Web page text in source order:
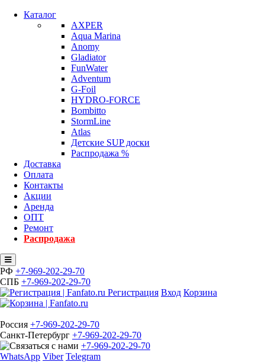
Каталог
AXPER
Aqua Marina
Anomy
Gladiator
FunWater
Adventum
G-Foil
HYDRO-FORCE
Bombitto
StormLine
Atlas
Детские SUP доски
Распродажа %
Доставка
Оплата
Контакты
Акции
Аренда
ОПТ
Ремонт
Распродажа
РФ +7-969-202-29-70
СПБ +7-969-202-29-70
Регистрация Вход Корзина
Россия +7-969-202-29-70
Санкт-Петербург +7-969-202-29-70
+7-969-202-29-70
WhatsApp Viber Telegram